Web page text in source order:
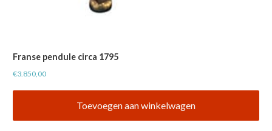
Franse pendule circa 1795
€3.850,00
Toevoegen aan winkelwagen